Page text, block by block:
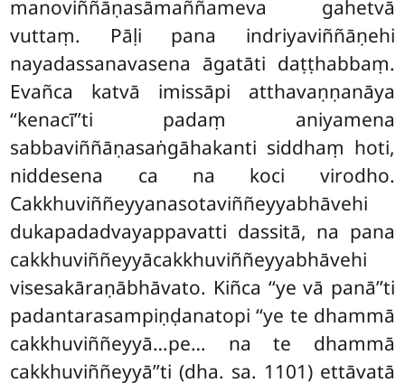
manoviññāṇasāmaññameva gahetvā
vuttaṃ. Pāḷi pana indriyaviññāṇehi
nayadassanavasena āgatāti daṭṭhabbaṃ.
Evañca katvā imissāpi atthavaṇṇanāya
‘‘kenacī’’ti padaṃ aniyamena
sabbaviññāṇasaṅgāhakanti siddhaṃ hoti,
niddesena ca na koci virodho.
Cakkhuviññeyyanasotaviññeyyabhāvehi
dukapadadvayappavatti dassitā, na pana
cakkhuviññeyyācakkhuviññeyyabhāvehi
visesakāraṇābhāvato. Kiñca ‘‘ye vā panā’’ti
padantarasampiṇḍanatopi ‘‘ye te dhammā
cakkhuviññeyyā…pe… na te dhammā
cakkhuviññeyyā’’ti (dha. sa. 1101) ettāvatā